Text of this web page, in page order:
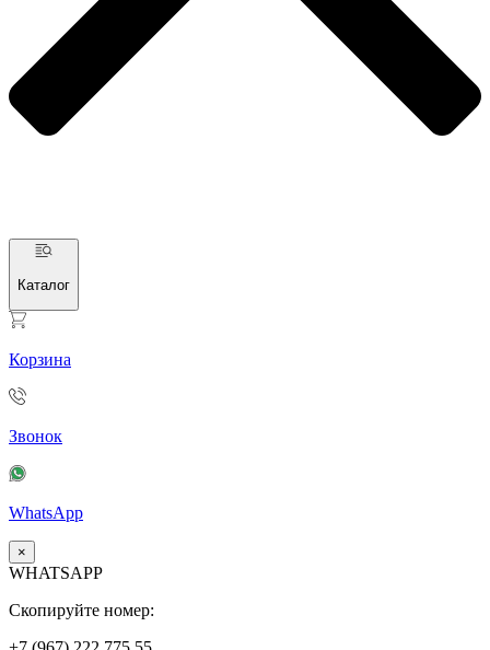
Каталог
Корзина
Звонок
WhatsApp
×
WHATSAPP
Скопируйте номер: